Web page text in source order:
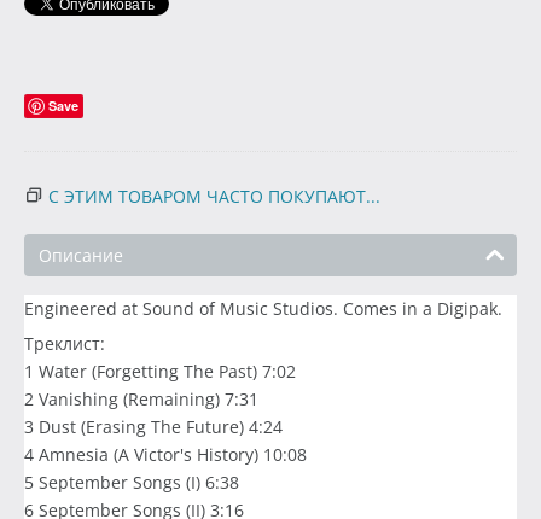
Save
С ЭТИМ ТОВАРОМ ЧАСТО ПОКУПАЮТ...
Описание
Engineered at Sound of Music Studios. Comes in a Digipak.
Треклист:
1 Water (Forgetting The Past) 7:02
2 Vanishing (Remaining) 7:31
3 Dust (Erasing The Future) 4:24
4 Amnesia (A Victor's History) 10:08
5 September Songs (I) 6:38
6 September Songs (II) 3:16